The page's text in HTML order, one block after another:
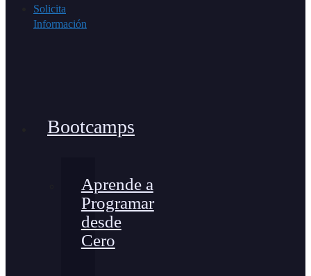
Solicita
Información
Bootcamps
Aprende a
Programar
desde
Cero